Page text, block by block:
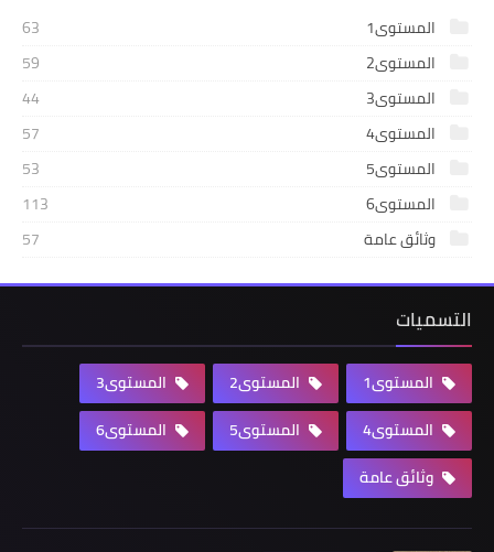
المستوى1
63
المستوى2
59
المستوى3
44
المستوى4
57
المستوى5
53
المستوى6
113
وثائق عامة
57
التسميات
المستوى1 المستوى2
المستوى3
المستوى4
المستوى5
المستوى6
وثائق عامة